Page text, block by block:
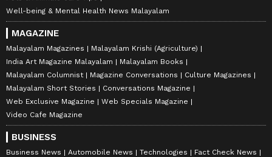
Well-being & Mental Health News Malayalam
MAGAZINE
Malayalam Magazines
Malayalam Krishi (Agriculture)
India Art Magazine Malayalam
Malayalam Books
Malayalam Columnist
Magazine Conversations
Culture Magazines
Malayalam Short Stories
Conversations Magazine
Web Exclusive Magazine
Web Specials Magazine
Video Cafe Magazine
BUSINESS
Business News Automobile News Technologies
Fact Check News